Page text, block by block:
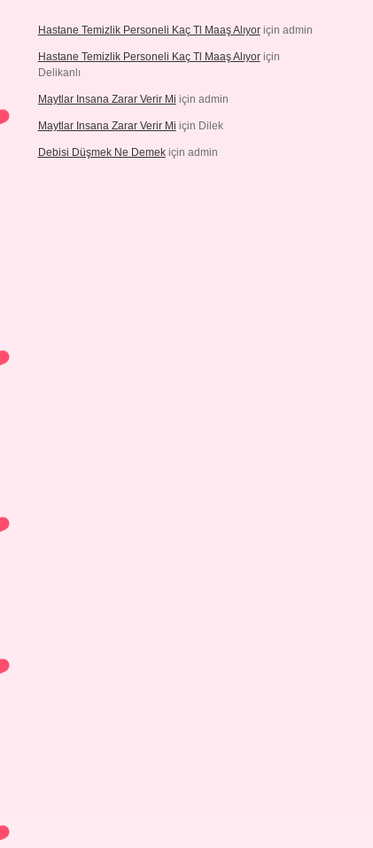
Hastane Temizlik Personeli Kaç Tl Maaş Alıyoriçin admin
Hastane Temizlik Personeli Kaç Tl Maaş Alıyoriçin
Delikanlı
Maytlar Insana Zarar Verir Mi için admin
Maytlar Insana Zarar Verir Mi için Dilek
Debisi Düşmek Ne Demekiçin admin